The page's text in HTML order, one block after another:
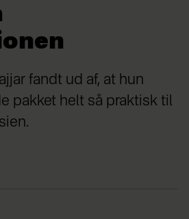
fandt ud af, at hun
pakket helt så praktisk til